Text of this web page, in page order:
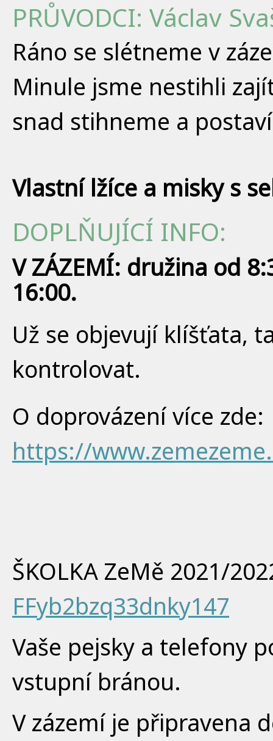
PRŮVODCI: Václav
Ráno se slétneme v
Minule jsme nestihli
snad stihneme a
Vlastní lžíce a misky s
DOPLŇUJÍCÍ INFO:
V ZÁZEMÍ: družina od
16:00.
Už se objevují klíšťata,
kontrolovat.
O doprovázení více zde:
https://
ŠKOLKA ZeMě 2021/
FFyb2bzq33dnky147
Vaše pejsky a telefony
vstupní bránou.
V zázemí je připravena